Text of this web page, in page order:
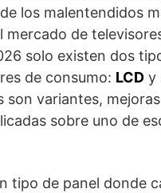
los malentendidos
mercado de
solo existen dos
de consumo: LCD y
son variantes,
sobre uno de
tipo de panel donde